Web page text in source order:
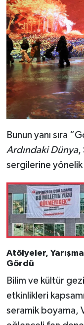
Bunun yanı sıra
Ardındaki Dünya,
sergilerine
Atölyeler,
Gördü
Bilim ve kültür
etkinlikleri
seramik boyama,